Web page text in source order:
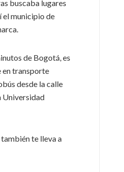
buscaba lugares
el municipio de
de Bogotá, es
en transporte
desde la calle
Universidad
te lleva a